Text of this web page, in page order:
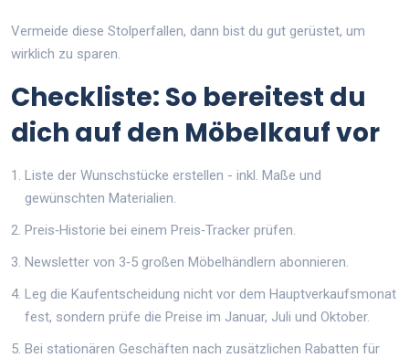
Vermeide diese Stolperfallen, dann bist du gut gerüstet, um
wirklich zu sparen.
Checkliste: So bereitest du
dich auf den Möbelkauf vor
Liste der Wunschstücke erstellen - inkl. Maße und
gewünschten Materialien.
Preis‑Historie bei einem Preis‑Tracker prüfen.
Newsletter von 3‑5 großen Möbelhändlern abonnieren.
Leg die Kaufentscheidung nicht vor dem Hauptverkaufsmonat
fest, sondern prüfe die Preise im Januar, Juli und Oktober.
Bei stationären Geschäften nach zusätzlichen Rabatten für